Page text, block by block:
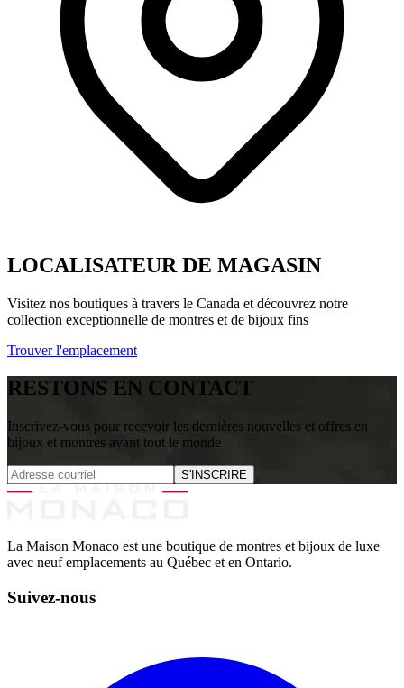
LOCALISATEUR DE MAGASIN
Visitez nos boutiques à travers le Canada et découvrez notre
collection exceptionnelle de montres et de bijoux fins
Trouver l'emplacement
RESTONS EN CONTACT
Inscrivez-vous pour recevoir les dernières nouvelles et offres en
bijoux et montres avant tout le monde
S'INSCRIRE
La Maison Monaco est une boutique de montres et bijoux de luxe
avec neuf emplacements au Québec et en Ontario.
Suivez-nous